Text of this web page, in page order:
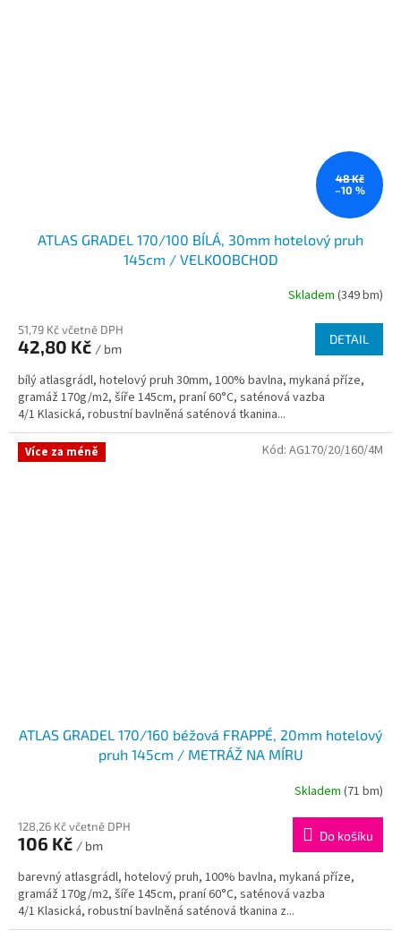
48 Kč
–10 %
ATLAS GRADEL 170/100 BÍLÁ, 30mm hotelový pruh
145cm / VELKOOBCHOD
Skladem (349 bm)
51,79 Kč včetně DPH
42,80 Kč / bm
DETAIL
bílý atlasgrádl, hotelový pruh 30mm, 100% bavlna, mykaná příze,
gramáž 170g/m2, šíře 145cm, praní 60°C, saténová vazba
4/1 Klasická, robustní bavlněná saténová tkanina...
Více za méně
ATLAS GRADEL 170/160 béžová FRAPPÉ, 20mm hotelový
pruh 145cm / METRÁŽ NA MÍRU
Skladem (71 bm)
128,26 Kč včetně DPH
106 Kč / bm
Do košíku
barevný atlasgrádl, hotelový pruh, 100% bavlna, mykaná příze,
gramáž 170g/m2, šíře 145cm, praní 60°C, saténová vazba
4/1 Klasická, robustní bavlněná saténová tkanina z...
Kód: AG170/20/160/4M